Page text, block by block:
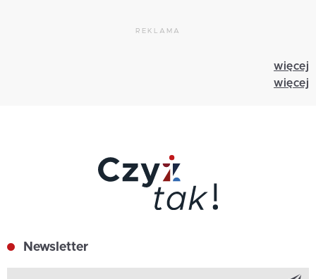
REKLAMA
więcej
więcej
Newsletter